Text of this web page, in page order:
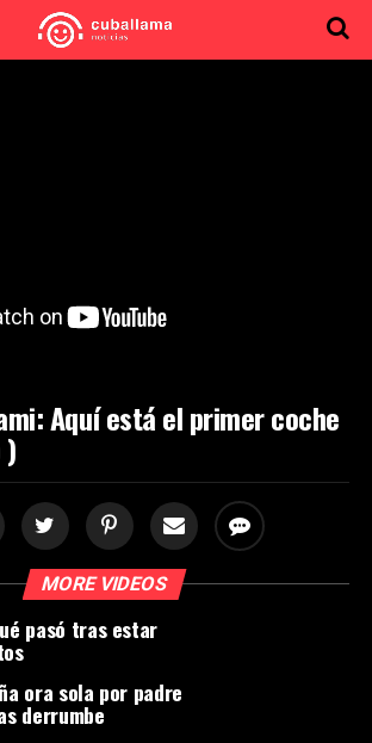
Aquí está el primer coche
)
MORE VIDEOS
pasó tras estar
ora sola por padre
derrumbe